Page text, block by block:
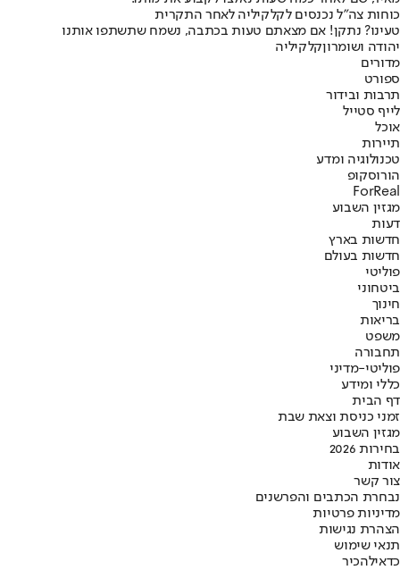
כוחות צה"ל נכנסים לקלקיליה לאחר התקרית
טעינו? נתקן! אם מצאתם טעות בכתבה, נשמח שתשתפו אותנו
יהודה ושומרוןקלקיליה
מדורים
ספורט
תרבות ובידור
לייף סטייל
אוכל
תיירות
טכנולוגיה ומדע
הורוסקופ
ForReal
מגזין השבוע
דעות
חדשות בארץ
חדשות בעולם
פוליטי
ביטחוני
חינוך
בריאות
משפט
תחבורה
פוליטי-מדיני
כללי ומידע
דף הבית
זמני כניסת וצאת שבת
מגזין השבוע
בחירות 2026
אודות
צור קשר
נבחרת הכתבים והפרשנים
מדיניות פרטיות
הצהרת נגישות
תנאי שימוש
כדאילהכיר